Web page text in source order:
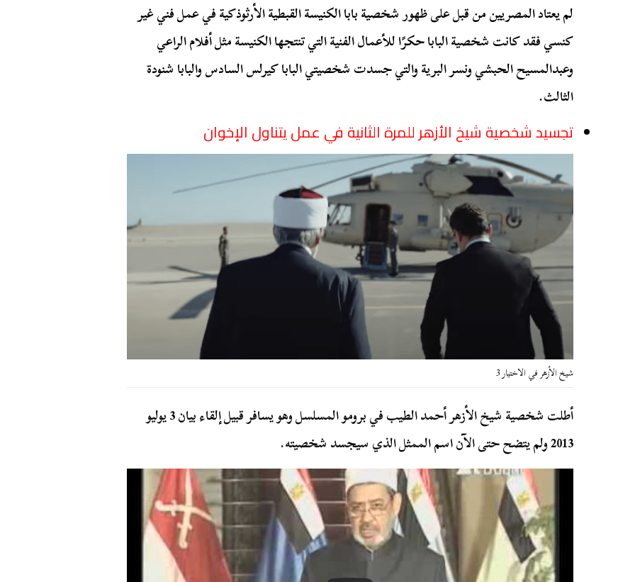
لم يعتاد المصريين من قبل على ظهور شخصية بابا الكنيسة القبطية الأرثوذكية في عمل فني غير
كنسي فقد كانت شخصية البابا حكرًا للأعمال الفنية التي تنتجها الكنيسة مثل أفلام الراعي
وعبدالمسيح الحبشي ونسر البرية والتي جسدت شخصيتي البابا كيرلس السادس والبابا شنودة
الثالث.
تجسيد شخصية شيخ الأزهر للمرة الثانية في عمل يتناول الإخوان
شيخ الأزهر في الاختيار 3
أطلت شخصية شيخ الأزهر أحمد الطيب في برومو المسلسل وهو يسافر قبيل إلقاء بيان 3 يوليو
2013 ولم يتضح حتى الآن اسم الممثل الذي سيجسد شخصيته.